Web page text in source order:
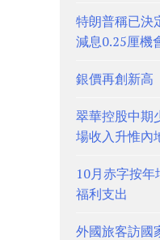
特朗普稱已
減息0.25厘機
銀價再創新
翠華控股中
場收入升惟內
10月赤字按
福利支出
外國旅客訪國